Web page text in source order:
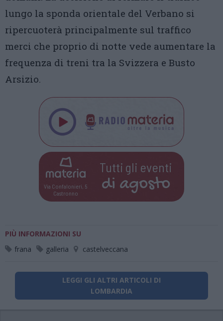
lungo la sponda orientale del Verbano si
ripercuoterà principalmente sul traffico
merci che proprio di notte vede aumentare la
frequenza di treni tra la Svizzera e Busto
Arsizio.
Via Confalonieri, 5
Castronno
Tutti gli eventi
di agosto
PIÙ INFORMAZIONI SU
frana
galleria castelveccana
LEGGI GLI ALTRI ARTICOLI DI
LOMBARDIA